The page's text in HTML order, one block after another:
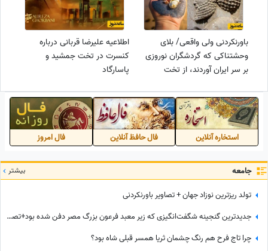
باورنکردنی ولی واقعی/ بلای
وحشتناکی که گردشگران نوروزی
بر سر ایران آوردند، از تخت
هرمز
اطلاعیه علیرضا قربانی درباره
کنسرت در تخت جمشید و
پاسارگاد
استخاره آنلاین فال حافظ آنلاین فال امروز
جامعه بیشتر
تولد ریزترین نوزاد جهان + تصاویر باورنکردنی
جدیدترین گنجینه شگفت‌انگیزی که زیر معبد فرعون بزرگ مصر دفن شده بود+تصاویر/ معبد فراعنه بعد از هر اکتشاف حیرت‌انگیزتر میشه
چرا تاج فرح هم رنگ چشمان ثریا همسر قبلی شاه بود؟